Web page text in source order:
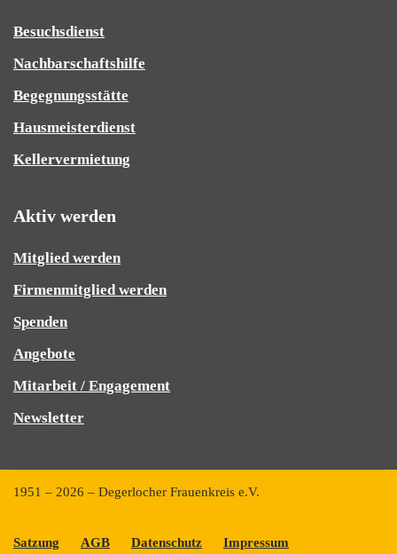
Besuchsdienst
Nachbarschaftshilfe
Begegnungsstätte
Hausmeisterdienst
Kellervermietung
Aktiv werden
Mitglied werden
Firmenmitglied werden
Spenden
Angebote
Mitarbeit / Engagement
Newsletter
1951 – 2026 – Degerlocher Frauenkreis e.V.
Satzung AGB Datenschutz Impressum